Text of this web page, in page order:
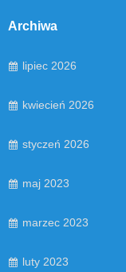
Archiwa
lipiec 2026
kwiecień 2026
styczeń 2026
maj 2023
marzec 2023
luty 2023